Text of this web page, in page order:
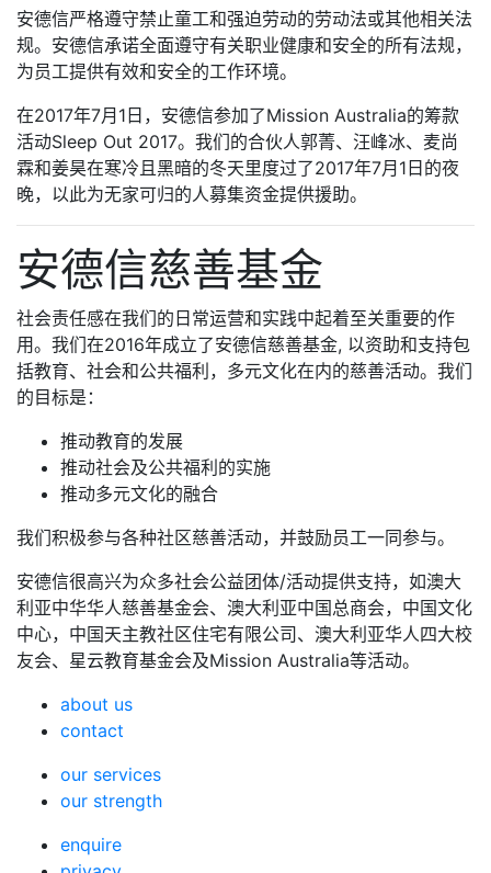
安德信严格遵守禁止童工和强迫劳动的劳动法或其他相关法
规。安德信承诺全面遵守有关职业健康和安全的所有法规，
为员工提供有效和安全的工作环境。
在2017年7月1日，安德信参加了Mission Australia的筹款
活动Sleep Out 2017。我们的合伙人郭菁、汪峰冰、麦尚
霖和姜昊在寒冷且黑暗的冬天里度过了2017年7月1日的夜
晚，以此为无家可归的人募集资金提供援助。
安德信慈善基金
社会责任感在我们的日常运营和实践中起着至关重要的作
用。我们在2016年成立了安德信慈善基金, 以资助和支持包
括教育、社会和公共福利，多元文化在内的慈善活动。我们
的目标是：
推动教育的发展
推动社会及公共福利的实施
推动多元文化的融合
我们积极参与各种社区慈善活动，并鼓励员工一同参与。
安德信很高兴为众多社会公益团体/活动提供支持，如澳大
利亚中华华人慈善基金会、澳大利亚中国总商会，中国文化
中心，中国天主教社区住宅有限公司、澳大利亚华人四大校
友会、星云教育基金会及Mission Australia等活动。
about us
contact
our services
our strength
enquire